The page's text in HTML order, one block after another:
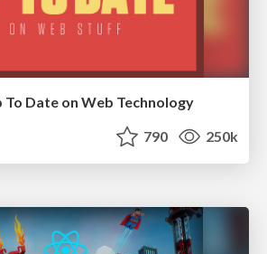
To Date on Web Technology
790 250k